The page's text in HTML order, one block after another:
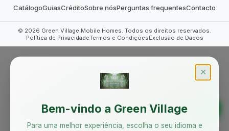
CatálogoGuiasCréditoSobre nósPerguntas frequentesContacto
© 2026 Green Village Mobile Homes. Todos os direitos reservados.
Política de PrivacidadeTermos e CondiçõesExclusão de Dados
✕
Bem-vindo a Green Village
Para uma melhor experiência, escolha o seu idioma e